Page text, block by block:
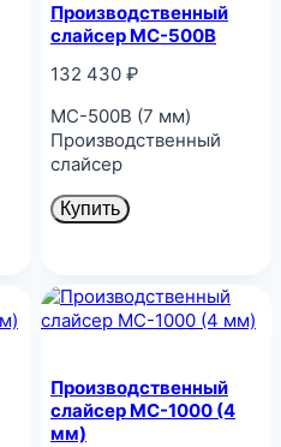
Производственный
слайсер MC-500B
132 430 ₽
MC-500B (7 мм)
Производственный
слайсер
Купить
Производственный
слайсер MC-1000 (4
мм)